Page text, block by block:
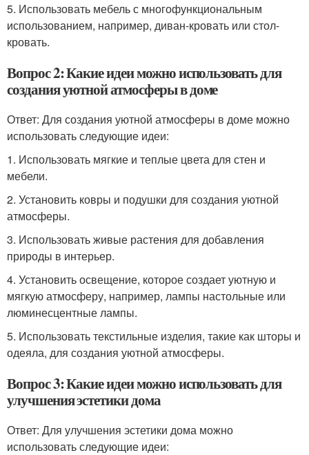
5. Использовать мебель с многофункциональным
использованием, например, диван-кровать или стол-
кровать.
Вопрос 2: Какие идеи можно использовать для
создания уютной атмосферы в доме
Ответ: Для создания уютной атмосферы в доме можно
использовать следующие идеи:
1. Использовать мягкие и теплые цвета для стен и
мебели.
2. Установить ковры и подушки для создания уютной
атмосферы.
3. Использовать живые растения для добавления
природы в интерьер.
4. Установить освещение, которое создает уютную и
мягкую атмосферу, например, лампы настольные или
люминесцентные лампы.
5. Использовать текстильные изделия, такие как шторы и
одеяла, для создания уютной атмосферы.
Вопрос 3: Какие идеи можно использовать для
улучшения эстетики дома
Ответ: Для улучшения эстетики дома можно
использовать следующие идеи: